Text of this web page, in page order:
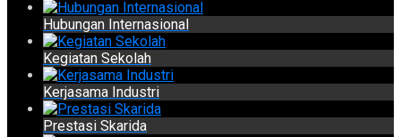
Hubungan Internasional
Kegiatan Sekolah
Kerjasama Industri
Prestasi Skarida